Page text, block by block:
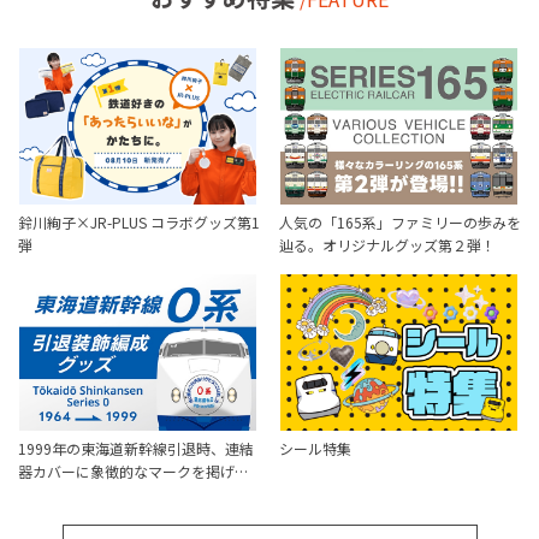
鈴川絢子×JR-PLUS コラボグッズ第1
弾
人気の「165系」ファミリーの歩みを
辿る。オリジナルグッズ第２弾！
1999年の東海道新幹線引退時、連結
器カバーに象徴的なマークを掲げ…
シール特集